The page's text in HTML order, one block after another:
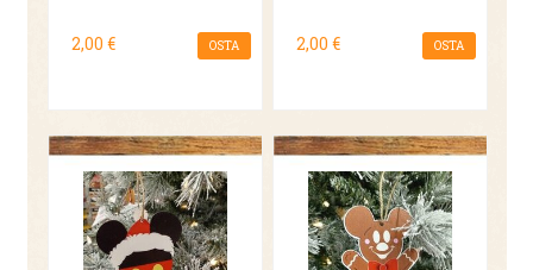
2,00 € OSTA 2,00 € OSTA